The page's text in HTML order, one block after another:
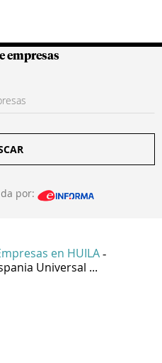
empresas
por:
en HUILA -
Universal ...